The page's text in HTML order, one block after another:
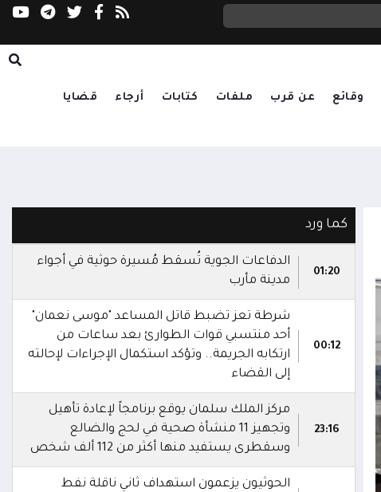
مدينة الملك سلمان الطبية بالمهرة تستكمل
وقائع عن قرب ملفات كتابات أرجاء قضايا
كما ورد
01:20
الدفاعات الجوية تُسقط مُسيرة حوثية في أجواء
مدينة مأرب
00:12
شرطة تعز تضبط قاتل المساعد "موسى نعمان"
أحد منتسبي قوات الطوارئ بعد ساعات من
ارتكابه الجريمة.. وتؤكد استكمال الإجراءات لإحالته
إلى القضاء
23:16
مركز الملك سلمان يوقع برنامجاً لإعادة تأهيل
وتجهيز 11 منشأة صحية في لحج والضالع
وسقطرى يستفيد منها أكثر من 112 ألف شخص
الحوثيون يزعمون استهداف ثاني ناقلة نفط